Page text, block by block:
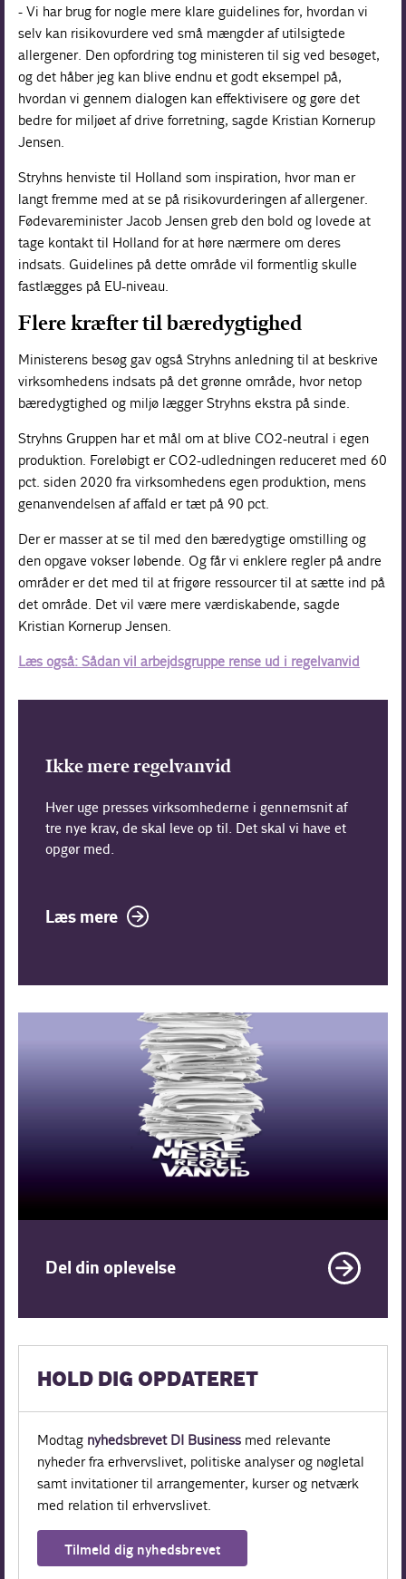
- Vi har brug for nogle mere klare guidelines for, hvordan vi
selv kan risikovurdere ved små mængder af utilsigtede
allergener. Den opfordring tog ministeren til sig ved besøget,
og det håber jeg kan blive endnu et godt eksempel på,
hvordan vi gennem dialogen kan effektivisere og gøre det
bedre for miljøet af drive forretning, sagde Kristian Kornerup
Jensen.
Stryhns henviste til Holland som inspiration, hvor man er
langt fremme med at se på risikovurderingen af allergener.
Fødevareminister Jacob Jensen greb den bold og lovede at
tage kontakt til Holland for at høre nærmere om deres
indsats. Guidelines på dette område vil formentlig skulle
fastlægges på EU-niveau.
Flere kræfter til bæredygtighed
Ministerens besøg gav også Stryhns anledning til at beskrive
virksomhedens indsats på det grønne område, hvor netop
bæredygtighed og miljø lægger Stryhns ekstra på sinde.
Stryhns Gruppen har et mål om at blive CO2-neutral i egen
produktion. Foreløbigt er CO2-udledningen reduceret med 60
pct. siden 2020 fra virksomhedens egen produktion, mens
genanvendelsen af affald er tæt på 90 pct.
Der er masser at se til med den bæredygtige omstilling og
den opgave vokser løbende. Og får vi enklere regler på andre
områder er det med til at frigøre ressourcer til at sætte ind på
det område. Det vil være mere værdiskabende, sagde
Kristian Kornerup Jensen.
Læs også: Sådan vil arbejdsgruppe rense ud i regelvanvid
Ikke mere regelvanvid
Hver uge presses virksomhederne i gennemsnit af
tre nye krav, de skal leve op til. Det skal vi have et
opgør med.
Læs mere
Del din oplevelse
HOLD DIG OPDATERET
Modtag nyhedsbrevet DI Business med relevante
nyheder fra erhvervslivet, politiske analyser og nøgletal
samt invitationer til arrangementer, kurser og netværk
med relation til erhvervslivet.
Tilmeld dig nyhedsbrevet